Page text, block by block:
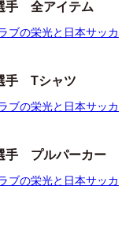
手 全アイテム
ブの栄光と日本サッカ
手 Tシャツ
ブの栄光と日本サッカ
手 プルパーカー
ブの栄光と日本サッカ